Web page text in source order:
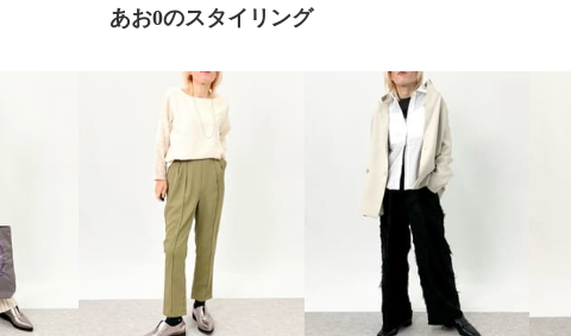
あお0のスタイリング